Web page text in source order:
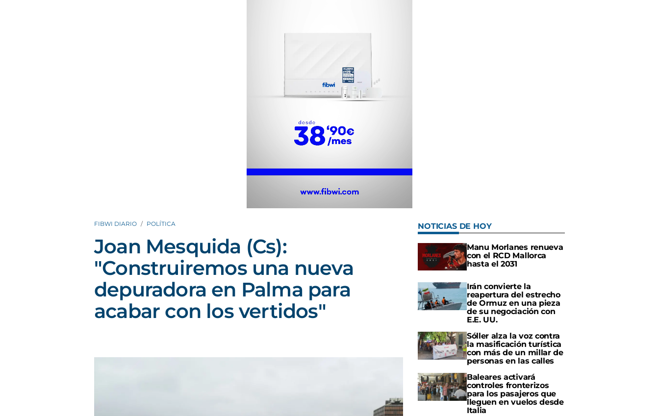
FIBWI DIARIO POLÍTICA
Joan Mesquida (Cs):
"Construiremos una nueva
depuradora en Palma para
acabar con los vertidos"
NOTICIAS DE HOY
Manu Morlanes renueva
con el RCD Mallorca
hasta el 2031
Irán convierte la
reapertura del estrecho
de Ormuz en una pieza
de su negociación con
E.E. UU.
Sóller alza la voz contra
la masificación turística
con más de un millar de
personas en las calles
Baleares activará
controles fronterizos
para los pasajeros que
lleguen en vuelos desde
Italia